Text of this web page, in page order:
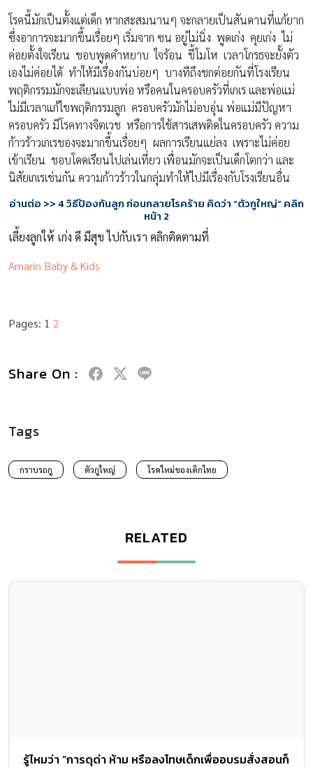
โรคนี้มักเป็นตั้งแต่เด็ก หากสะสมนานๆ จะกลายเป็นสันดานที่แก้ยาก
ซึ่งอาการจะมากขึ้นเรื่อยๆ เริ่มจาก ซน อยู่ไม่นิ่ง พูดเก่ง คุยเก่ง ไม่
ค่อยตั้งใจเรียน ชอบพูดคำหยาบ ใจร้อน ขี้โมโห เวลาโกรธจะยั้งตัว
เองไม่ค่อยได้ ทำให้มีเรื่องกันบ่อยๆ บางทีถึงชกต่อยกันที่โรงเรียน
พฤติกรรมมักจะเลียนแบบพ่อ หรือคนในครอบครัวที่เกเร และพ่อแม่
ไม่มีเวลาแก้ไขพฤติกรรมลูก ครอบครัวมักไม่อบอุ่น พ่อแม่มีปัญหา
ครอบครัว มีโรคทางจิตเวช หรือการใช้สารเสพติดในครอบครัว ความ
ก้าวร้าวเกเรของจะมากขึ้นเรื่อยๆ ผลการเรียนแย่ลง เพราะไม่ค่อย
เข้าเรียน ชอบโดดเรียนไปเล่นเที่ยว เพื่อนมักจะเป็นเด็กโตกว่า และ
นิสัยเกเรเช่นกัน ความก้าวร้าวในกลุ่มทำให้ไปมีเรื่องกับโรงเรียนอื่น
อ่านต่อ >> 4 วิธีป้องกันลูก ก่อนกลายโรคร้าย คิดว่า “ตัวกูใหญ่” คลิก
หน้า 2
เลี้ยงลูกให้ เก่ง ดี มีสุข ไปกับเรา คลิกติดตามที่
Amarin Baby & Kids
Pages: 1 2
Share On :
Tags
กราบรถกู ตัวกูใหญ่ โรคใหม่ของเด็กไทย
RELATED
รู้ไหมว่า “การดุด่า ห้าม หรือลงโทษเด็กเพื่ออบรมสั่งสอนก็